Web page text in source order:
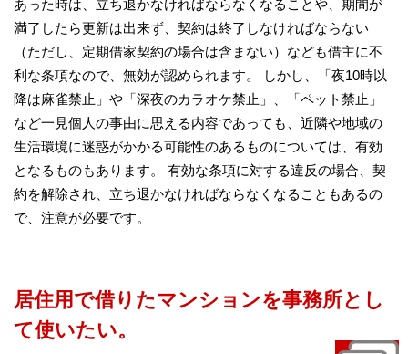
あった時は、立ち退かなければならなくなることや、期間が
満了したら更新は出来ず、契約は終了しなければならない
（ただし、定期借家契約の場合は含まない）なども借主に不
利な条項なので、無効が認められます。 しかし、「夜10時以
降は麻雀禁止」や「深夜のカラオケ禁止」、「ペット禁止」
など一見個人の事由に思える内容であっても、近隣や地域の
生活環境に迷惑がかかる可能性のあるものについては、有効
となるものもあります。 有効な条項に対する違反の場合、契
約を解除され、立ち退かなければならなくなることもあるの
で、注意が必要です。
居住用で借りたマンションを事務所とし
て使いたい。